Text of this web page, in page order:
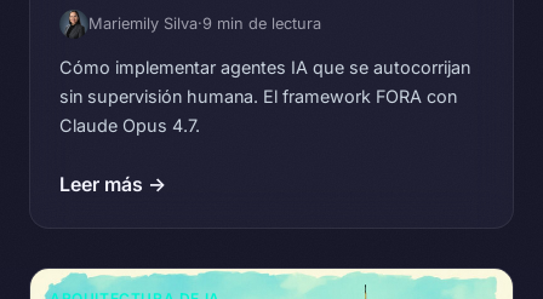
Mariemily Silva·9 min de lectura
Cómo implementar agentes IA que se autocorrijan
sin supervisión humana. El framework FORA con
Claude Opus 4.7.
Leer más →